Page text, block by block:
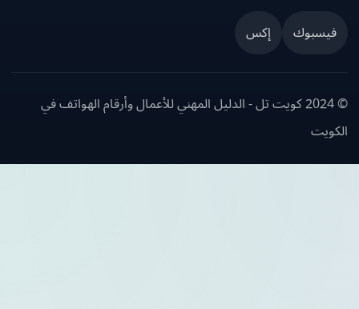
إكس
© 2024 كويت تل - الدليل المهني للأعمال وأرقام الهواتف في